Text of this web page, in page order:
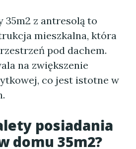
35m2 z antresolą to
mieszkalna, która
pod dachem.
na zwiększenie
co jest istotne w
posiadania
domu 35m2?